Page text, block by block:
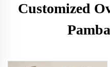
Customized